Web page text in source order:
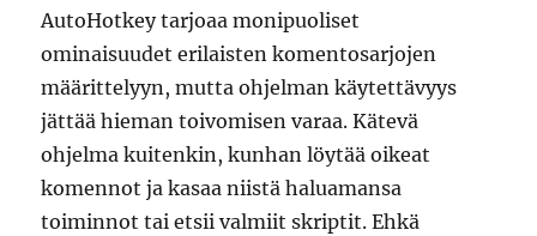
AutoHotkey tarjoaa monipuoliset
ominaisuudet erilaisten komentosarjojen
määrittelyyn, mutta ohjelman käytettävyys
jättää hieman toivomisen varaa. Kätevä
ohjelma kuitenkin, kunhan löytää oikeat
komennot ja kasaa niistä haluamansa
toiminnot tai etsii valmiit skriptit. Ehkä